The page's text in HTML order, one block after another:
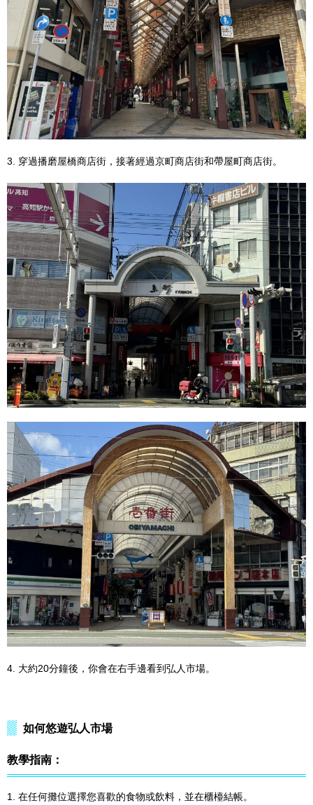
3. 穿過播磨屋橋商店街，接著經過京町商店街和帶屋町商店街。
4. 大約20分鐘後，你會在右手邊看到弘人市場。
如何悠遊弘人市場
教學指南：
1. 在任何攤位選擇您喜歡的食物或飲料，並在櫃檯結帳。